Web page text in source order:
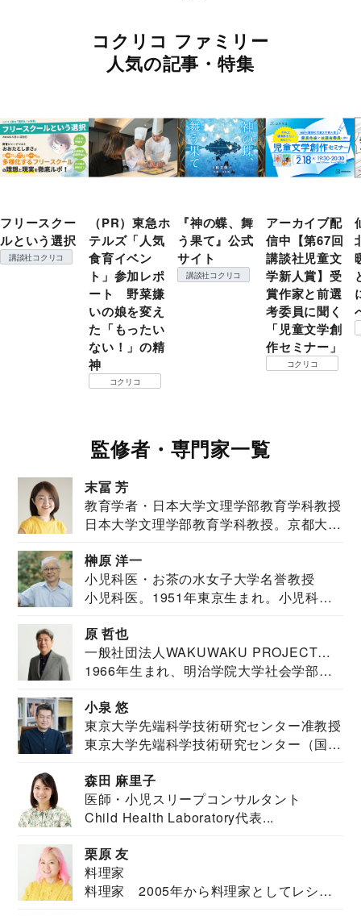
コクリコ ファミリー
人気の記事・特集
フリースクー
ルという選択
講談社コクリコ
（PR）東急ホ
テルズ「人気
食育イベン
ト」参加レポ
ート 野菜嫌
いの娘を変え
た「もったい
ない！」の精
神
コクリコ
『神の蝶、舞
う果て』公式
サイト
講談社コクリコ
アーカイブ配
信中【第67回
講談社児童文
学新人賞】受
賞作家と前選
考委員に聞く
「児童文学創
作セミナー」
コクリコ
監修者・専門家一覧
末冨 芳
教育学者・日本大学文理学部教育学科教授
日本大学文理学部教育学科教授。京都大学
榊原 洋一
小児科医・お茶の水女子大学名誉教授
小児科医。1951年東京生まれ。小児科
原 哲也
一般社団法人WAKUWAKU PROJECT
JAPAN代表・言語聴覚士・社会福祉士
1966年生まれ、明治学院大学社会学部福
小泉 悠
東京大学先端科学技術研究センター准教授
東京大学先端科学技術研究センター（国際
森田 麻里子
医師・小児スリープコンサルタント
Child Health Laboratory代表...
栗原 友
料理家
料理家 2005年から料理家としてレシピ